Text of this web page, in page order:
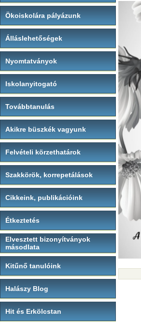
Ökoiskolára pályázunk
Álláslehetőségek
Nyomtatványok
Iskolanyitogató
Továbbtanulás
Akikre büszkék vagyunk
Felvételi körzethatárok
Szakkörök, korrepetálások
Cikkeink, publikációink
Étkeztetés
Elvesztett bizonyítványok
másodlata
Kitűnő tanulóink
Halászy Blog
Hit és Erkölcstan